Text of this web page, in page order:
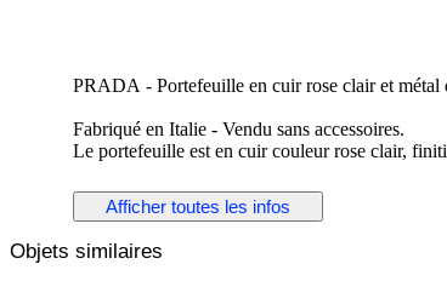
PRADA - Portefeuille en cuir rose clair et métal
Fabriqué en Italie - Vendu sans accessoires.
Le portefeuille est en cuir couleur rose clair,
portefeuille.
x 2,9 cm.
Afficher toutes les infos
Objets similaires